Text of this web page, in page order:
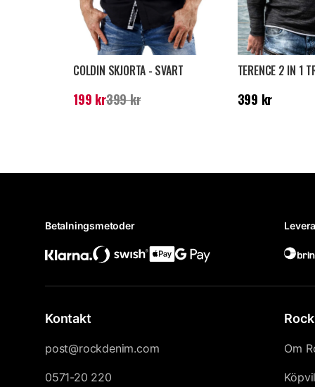
COLDIN SKJORTA - SVART
Nuvarande pris:199 kr
199 kr399 kr
TERENCE 2 IN 1
Pris: 399 kr
399 kr
Betalningsmetoder
Kontakt
post@rockdenim.com
0571-20 220
Om